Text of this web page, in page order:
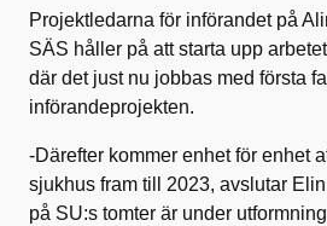
Projektledarna för införandet på
SÄS håller på att starta upp
där det just nu jobbas med första
införandeprojekten.
-Därefter kommer enhet för enhet
sjukhus fram till 2023, avslutar
på SU:s tomter är under